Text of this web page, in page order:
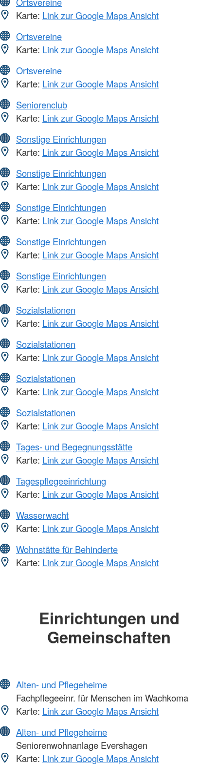
Karte: Link zur Google Maps Ansicht
Ortsvereine
Karte: Link zur Google Maps Ansicht
Ortsvereine
Karte: Link zur Google Maps Ansicht
Seniorenclub
Karte: Link zur Google Maps Ansicht
Sonstige Einrichtungen
Karte: Link zur Google Maps Ansicht
Sonstige Einrichtungen
Karte: Link zur Google Maps Ansicht
Sonstige Einrichtungen
Karte: Link zur Google Maps Ansicht
Sonstige Einrichtungen
Karte: Link zur Google Maps Ansicht
Sonstige Einrichtungen
Karte: Link zur Google Maps Ansicht
Sozialstationen
Karte: Link zur Google Maps Ansicht
Sozialstationen
Karte: Link zur Google Maps Ansicht
Sozialstationen
Karte: Link zur Google Maps Ansicht
Sozialstationen
Karte: Link zur Google Maps Ansicht
Tages- und Begegnungsstätte
Karte: Link zur Google Maps Ansicht
Tagespflegeeinrichtung
Karte: Link zur Google Maps Ansicht
Wasserwacht
Karte: Link zur Google Maps Ansicht
Wohnstätte für Behinderte
Karte: Link zur Google Maps Ansicht
Einrichtungen und
Gemeinschaften
Alten- und Pflegeheime
Fachpflegeeinr. für Menschen im Wachkoma
Karte: Link zur Google Maps Ansicht
Alten- und Pflegeheime
Seniorenwohnanlage Evershagen
Karte: Link zur Google Maps Ansicht